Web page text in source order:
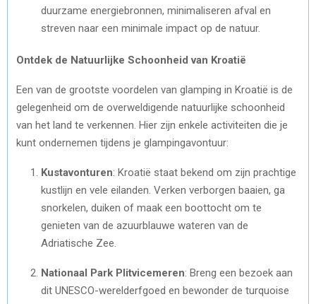
duurzame energiebronnen, minimaliseren afval en
streven naar een minimale impact op de natuur.
Ontdek de Natuurlijke Schoonheid van Kroatië
Een van de grootste voordelen van glamping in Kroatië is de
gelegenheid om de overweldigende natuurlijke schoonheid
van het land te verkennen. Hier zijn enkele activiteiten die je
kunt ondernemen tijdens je glampingavontuur:
Kustavonturen: Kroatië staat bekend om zijn prachtige
kustlijn en vele eilanden. Verken verborgen baaien, ga
snorkelen, duiken of maak een boottocht om te
genieten van de azuurblauwe wateren van de
Adriatische Zee.
Nationaal Park Plitvicemeren: Breng een bezoek aan
dit UNESCO-werelderfgoed en bewonder de turquoise